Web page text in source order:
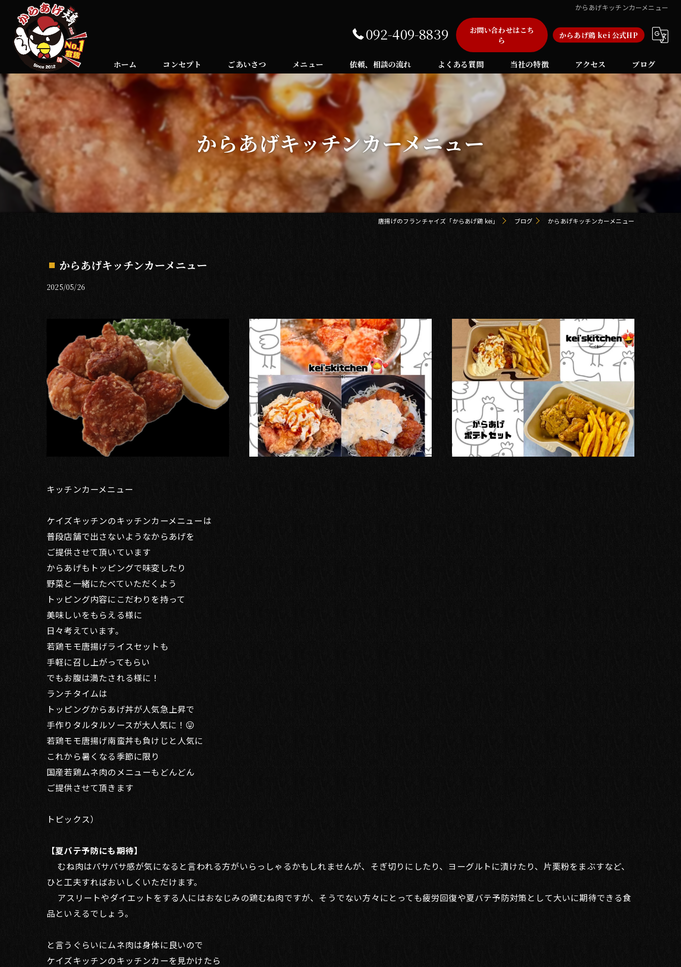
からあげキッチンカーメニュー
092-409-8839
お問い合わせはこち
ら
からあげ鶏 kei 公式HP
ホーム コンセプト ごあいさつ メニュー 依頼、相談の流れ よくある質問 当社の特徴
自動販売機
加盟店
福岡のフランチャイズ
長崎のフランチャイズ
アクセス ブログ
からあげキッチンカーメニュー
唐揚げのフランチャイズ「からあげ鶏 kei」 ブログ からあげキッチンカーメニュー
からあげキッチンカーメニュー
2025/05/26
キッチンカーメニュー
ケイズキッチンのキッチンカーメニューは
普段店舗で出さないようなからあげを
ご提供させて頂いています
からあげもトッピングで味変したり
野菜と一緒にたべていただくよう
トッピング内容にこだわりを持って
美味しいをもらえる様に
日々考えています。
若鶏モモ唐揚げライスセットも
手軽に召し上がってもらい
でもお腹は満たされる様に！
ランチタイムは
トッピングからあげ丼が人気急上昇で
手作りタルタルソースが大人気に！😛
若鶏モモ唐揚げ南蛮丼も負けじと人気に
これから暑くなる季節に限り
国産若鶏ムネ肉のメニューもどんどん
ご提供させて頂きます
トピックス）
【夏バテ予防にも期待】
むね肉はパサパサ感が気になると言われる方がいらっしゃるかもしれませんが、そぎ切りにしたり、ヨーグルトに漬けたり、片栗粉をまぶすなど、
ひと工夫すればおいしくいただけます。
アスリートやダイエットをする人にはおなじみの鶏むね肉ですが、そうでない方々にとっても疲労回復や夏バテ予防対策として大いに期待できる食
品といえるでしょう。
と言うぐらいにムネ肉は身体に良いので
ケイズキッチンのキッチンカーを見かけたら